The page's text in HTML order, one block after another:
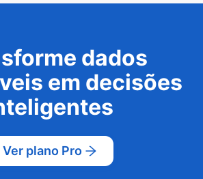
dados
em decisões
Ver plano Pro